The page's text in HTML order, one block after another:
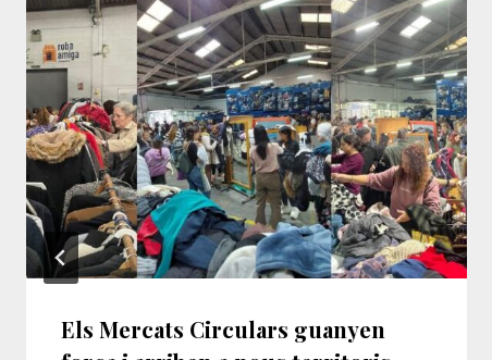
Els Mercats Circulars guanyen